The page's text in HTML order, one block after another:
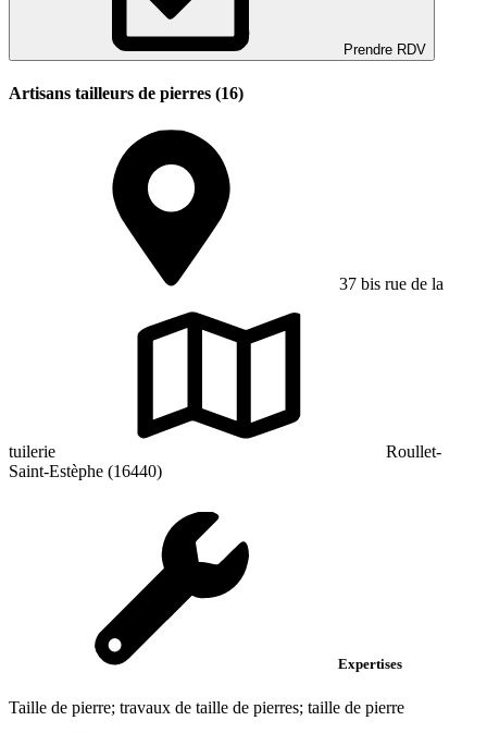
Prendre RDV
Artisans tailleurs de pierres (16)
37 bis rue de la
tuilerie
Roullet-
Saint-Estèphe (16440)
Expertises
Taille de pierre; travaux de taille de pierres; taille de pierre